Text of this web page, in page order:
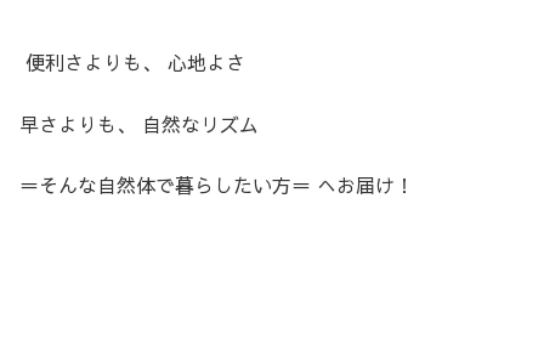
便利さよりも、 心地よさ
早さよりも、 自然なリズム
＝そんな自然体で暮らしたい方＝ へお届け！